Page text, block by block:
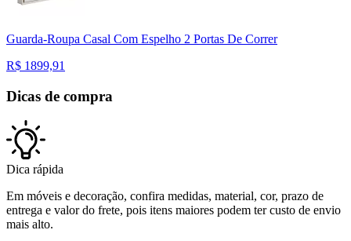
Guarda-Roupa Casal Com Espelho 2 Portas De Correr
R$ 1899,91
Dicas de compra
Dica rápida
Em móveis e decoração, confira medidas, material, cor, prazo de
entrega e valor do frete, pois itens maiores podem ter custo de envio
mais alto.